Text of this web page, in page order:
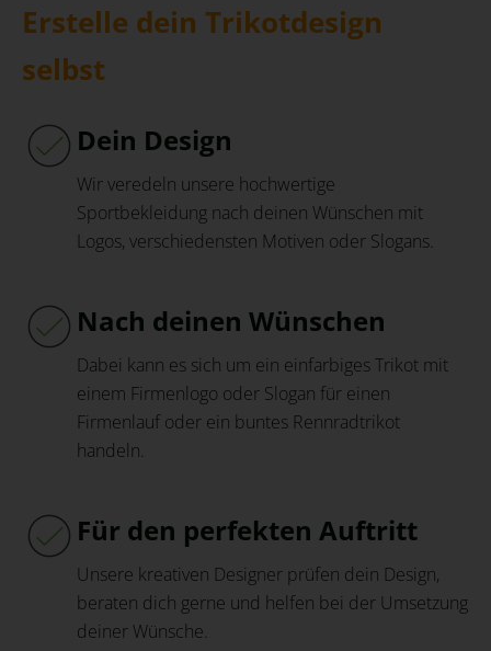
Erstelle dein Trikotdesign
selbst
Dein Design
Wir veredeln unsere hochwertige
Sportbekleidung nach deinen Wünschen mit
Logos, verschiedensten Motiven oder Slogans.
Nach deinen Wünschen
Dabei kann es sich um ein einfarbiges Trikot mit
einem Firmenlogo oder Slogan für einen
Firmenlauf oder ein buntes Rennradtrikot
handeln.
Für den perfekten Auftritt
Unsere kreativen Designer prüfen dein Design,
beraten dich gerne und helfen bei der Umsetzung
deiner Wünsche.